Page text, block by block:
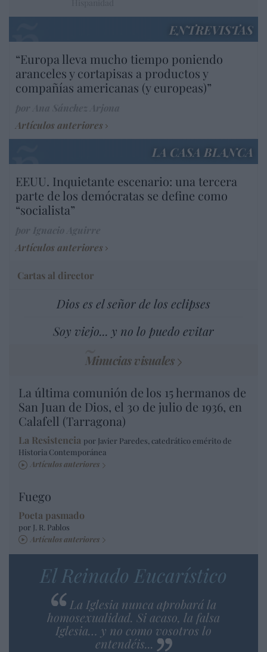
ENTREVISTAS
“Europa lleva mucho tiempo poniendo
aranceles y cortapisas a productos y
compañías americanas (y europeas)”
Artículos anteriores
LA CASA BLANCA
EEUU. Inquietante escenario: una tercera
parte de los demócratas se define como
“socialista”
Artículos anteriores
Cartas al director
Dios es el señor de los eclipses
Soy viejo... y no lo puedo evitar
Minucias visuales
La última comunión de los 15 hermanos de
San Juan de Dios, el 30 de julio de 1936, en
Calafell (Tarragona)
La Resistencia por Javier Paredes, catedrático emérito de
Historia Contemporánea
Artículos anteriores
Fuego
Poeta pasmado
por J. R. Pablos
Artículos anteriores
El Reinado Eucarístico
La Iglesia nunca aprobará la
homosexualidad. Si acaso, la falsa
Iglesia… y no como vosotros lo
entendéis...